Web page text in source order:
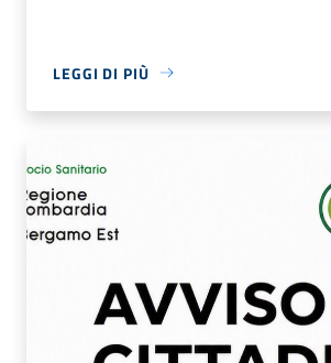
LEGGI DI PIÙ